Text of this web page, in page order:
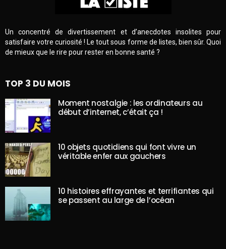
Un concentré de divertissement et d’anecdotes insolites pour
satisfaire votre curiosité ! Le tout sous forme de listes, bien sûr. Quoi
de mieux que le rire pour rester en bonne santé ?
TOP 3 DU MOIS
Moment nostalgie : les ordinateurs au
début d’internet, c’était ça !
10 objets quotidiens qui font vivre un
véritable enfer aux gauchers
10 histoires effrayantes et terrifiantes qui
se passent au large de l’océan